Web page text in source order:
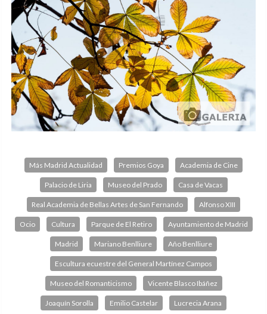
Más Madrid Actualidad Premios Goya Academia de Cine
Palacio de Liria Museo del Prado Casa de Vacas
Real Academia de Bellas Artes de San Fernando Alfonso XIII
Ocio Cultura Parque de El Retiro Ayuntamiento de Madrid
Madrid Mariano Benlliure Año Benlliure
Escultura ecuestre del General Martínez Campos
Museo del Romanticismo Vicente Blasco Ibáñez
Joaquín Sorolla Emilio Castelar Lucrecia Arana